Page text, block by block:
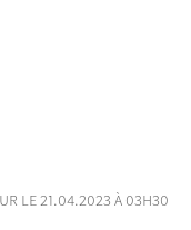
le 21.04.2023 à 03h30